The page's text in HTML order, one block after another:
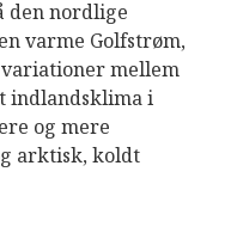
den nordlige
varme Golfstrøm,
variationer mellem
indlandsklima i
og mere
arktisk, koldt